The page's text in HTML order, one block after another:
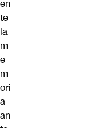
en
te
la
m
e
m
ori
a
an